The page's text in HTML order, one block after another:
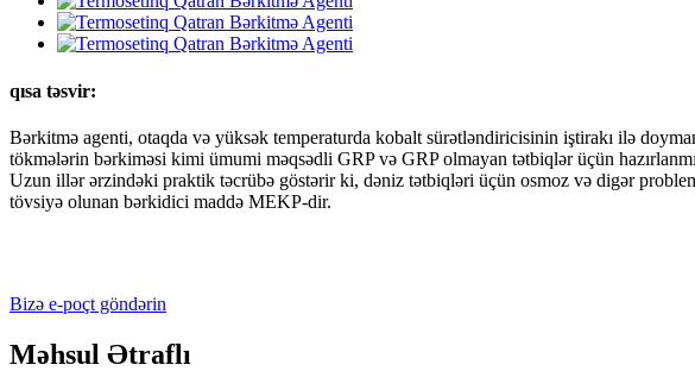
qısa təsvir:
Bərkitmə agenti, otaqda və yüksək temperaturda kobalt sürətləndiricisinin iştirakı ilə
tökmələrin bərkiməsi kimi ümumi məqsədli GRP və GRP olmayan tətbiqlər üçün
Uzun illər ərzindəki praktik təcrübə göstərir ki, dəniz tətbiqləri üçün osmoz və digər
tövsiyə olunan bərkidici maddə MEKP-dir.
Bizə e-poçt göndərin
Məhsul Ətraflı